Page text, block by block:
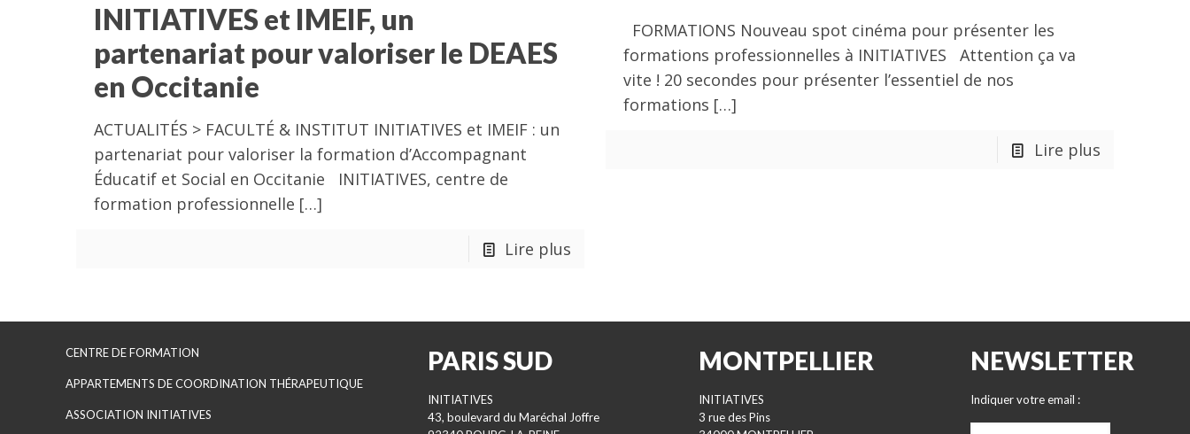
INITIATIVES et IMEIF, un
partenariat pour valoriser le DEAES
en Occitanie
ACTUALITÉS > FACULTÉ & INSTITUT INITIATIVES et IMEIF : un
partenariat pour valoriser la formation d’Accompagnant
Éducatif et Social en Occitanie INITIATIVES, centre de
formation professionnelle […]
Lire plus
FORMATIONS Nouveau spot cinéma pour présenter les
formations professionnelles à INITIATIVES Attention ça va
vite ! 20 secondes pour présenter l’essentiel de nos
formations […]
Lire plus
CENTRE DE FORMATION
APPARTEMENTS DE COORDINATION THÉRAPEUTIQUE
ASSOCIATION INITIATIVES
PARIS SUD
INITIATIVES
43, boulevard du Maréchal Joffre
MONTPELLIER
INITIATIVES
3 rue des Pins
NEWSLETTER
Indiquer votre email :